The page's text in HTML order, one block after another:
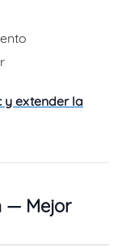
y extender la
— Mejor